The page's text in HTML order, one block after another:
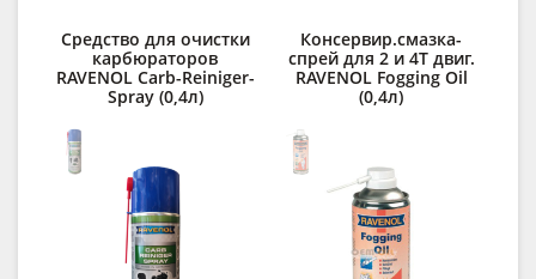
Средство для очистки
карбюраторов
RAVENOL Carb-Reiniger-
Spray (0,4л)
Консервир.смазка-
спрей для 2 и 4Т двиг.
RAVENOL Fogging Oil
(0,4л)